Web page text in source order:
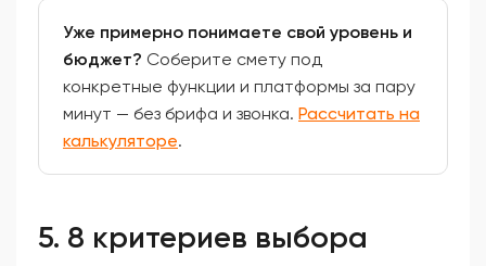
Уже примерно понимаете свой уровень и
бюджет? Соберите смету под
конкретные функции и платформы за пару
минут — без брифа и звонка. Рассчитать на
калькуляторе.
5. 8 критериев выбора